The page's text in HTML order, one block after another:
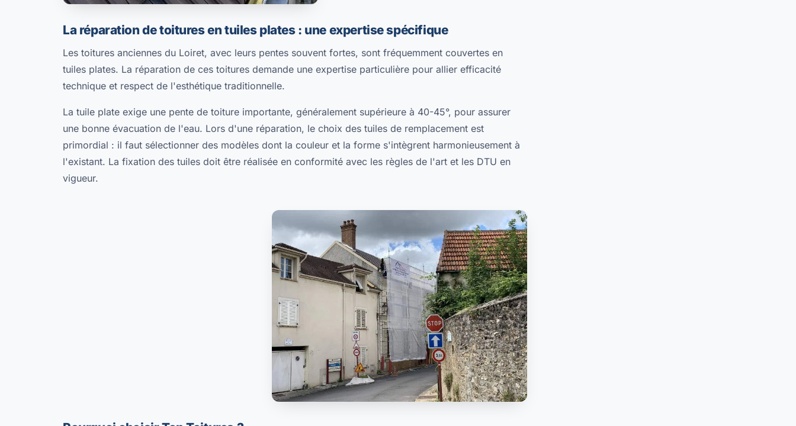
La réparation de toitures en tuiles plates : une expertise spécifique
Les toitures anciennes du Loiret, avec leurs pentes souvent fortes, sont fréquemment couvertes en
tuiles plates. La réparation de ces toitures demande une expertise particulière pour allier efficacité
technique et respect de l'esthétique traditionnelle.
La tuile plate exige une pente de toiture importante, généralement supérieure à 40-45°, pour assurer
une bonne évacuation de l'eau. Lors d'une réparation, le choix des tuiles de remplacement est
primordial : il faut sélectionner des modèles dont la couleur et la forme s'intègrent harmonieusement à
l'existant. La fixation des tuiles doit être réalisée en conformité avec les règles de l'art et les DTU en
vigueur.